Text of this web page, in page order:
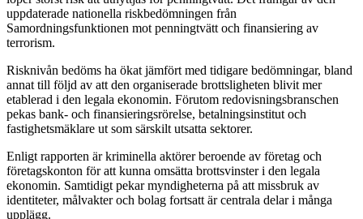
uppdaterade nationella riskbedömningen från
Samordningsfunktionen mot penningtvätt och finansiering av
terrorism.
Risknivån bedöms ha ökat jämfört med tidigare bedömningar, bland
annat till följd av att den organiserade brottsligheten blivit mer
etablerad i den legala ekonomin. Förutom redovisningsbranschen
pekas bank- och finansieringsrörelse, betalningsinstitut och
fastighetsmäklare ut som särskilt utsatta sektorer.
Enligt rapporten är kriminella aktörer beroende av företag och
företagskonton för att kunna omsätta brottsvinster i den legala
ekonomin. Samtidigt pekar myndigheterna på att missbruk av
identiteter, målvakter och bolag fortsatt är centrala delar i många
upplägg.